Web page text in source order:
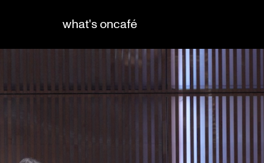
what's oncafé